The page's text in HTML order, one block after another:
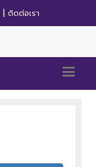
| ติดต่อเรา